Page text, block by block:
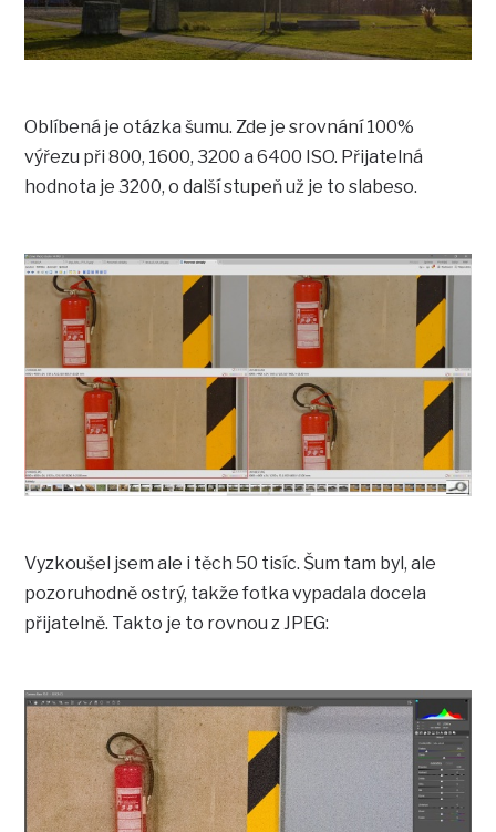
Oblíbená je otázka šumu. Zde je srovnání 100%
výřezu při 800, 1600, 3200 a 6400 ISO. Přijatelná
hodnota je 3200, o další stupeň už je to slabeso.
Vyzkoušel jsem ale i těch 50 tisíc. Šum tam byl, ale
pozoruhodně ostrý, takže fotka vypadala docela
přijatelně. Takto je to rovnou z JPEG: